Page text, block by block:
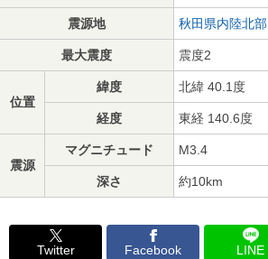
震源地 秋田県内陸北部
最大震度 震度2
位置
緯度 北緯 40.1度
経度 東経 140.6度
震源
マグニチュード M3.4
深さ 約10km
Twitter Facebook LINE